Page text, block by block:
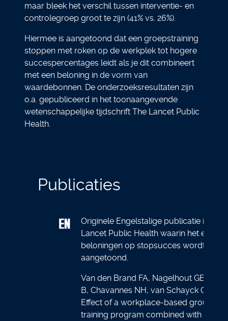
maar bleek het verschil tussen interventie- en
controlegroep groot te zijn (41% vs. 26%).
Hiermee is aangetoond dat een groepstraining
stoppen met roken op de werkplek tot hogere
succespercentages leidt als je dit combineert
met een beloning in de vorm van
waardebonnen. De onderzoeksresultaten zijn
o.a. gepubliceerd in het toonaangevende
wetenschappelijke tijdschrift The Lancet Public
Health.
Publicaties
Originele Engelstalige publicatie in The
Lancet Public Health waarin het effect
beloningen op stopsucces wordt
aangetoond.
Van den Brand FA, Nagelhout GE,
B, Chavannes NH, van Schayck OCP.
Effect of a workplace-based group
training program combined with